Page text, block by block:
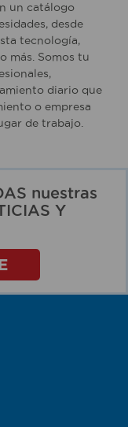
un catálogo
desde
tecnología,
más. Somos tu
diario que
o empresa
de trabajo.
nuestras
Y